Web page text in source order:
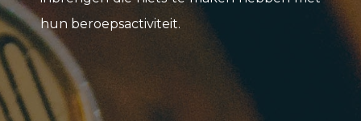
hun beroepsactiviteit.